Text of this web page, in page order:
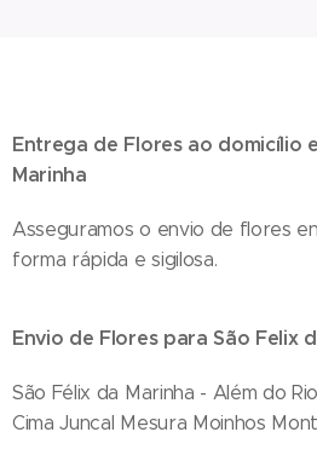
Entrega de Flores ao domicílio
Marinha
Asseguramos o envio de flores
forma rápida e sigilosa.
Envio de Flores para São Felix
São Félix da Marinha - Além do
Cima Juncal Mesura Moinhos